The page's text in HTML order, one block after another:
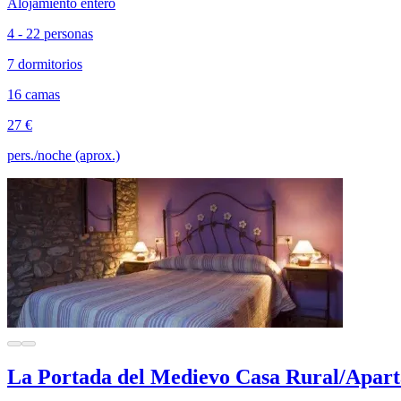
4 - 22 personas
7 dormitorios
16 camas
27 €
pers./noche (aprox.)
La Portada del Medievo Casa Rural/